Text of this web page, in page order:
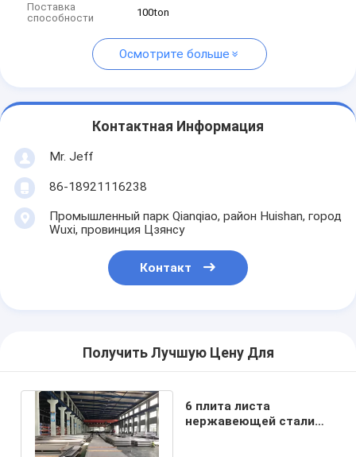
Поставка
способности
100ton
Осмотрите больше
Контактная Информация
Mr. Jeff
86-18921116238
Промышленный парк Qianqiao, район Huishan, город
Wuxi, провинция Цзянсу
Контакт
Получить Лучшую Цену Для
6 плита листа
нержавеющей стали